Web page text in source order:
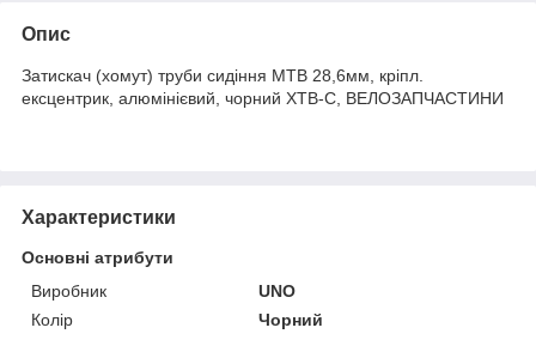
Опис
Затискач (хомут) труби сидіння MTB 28,6мм, кріпл.
ексцентрик, алюмінієвий, чорний XTB-C, ВЕЛОЗАПЧАСТИНИ
Характеристики
Основні атрибути
Виробник
UNO
Колір
Чорний